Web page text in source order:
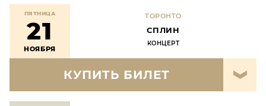
ПЯТНИЦА
21
НОЯБРЯ
ТОРОНТО
СПЛИН
КОНЦЕРТ
КУПИТЬ БИЛЕТ